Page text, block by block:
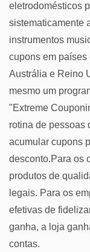
eletrodomésticos
sistematicamente
instrumentos
cupons em
Austrália e Reino
mesmo um
"Extreme
rotina de pessoas
acumular cupons
desconto.Para os
produtos de
legais. Para os
efetivas de
ganha, a loja
contas.